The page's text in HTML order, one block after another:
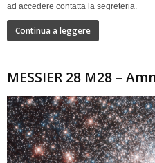
ad accedere contatta la segreteria.
Continua a leggere
MESSIER 28 M28 –